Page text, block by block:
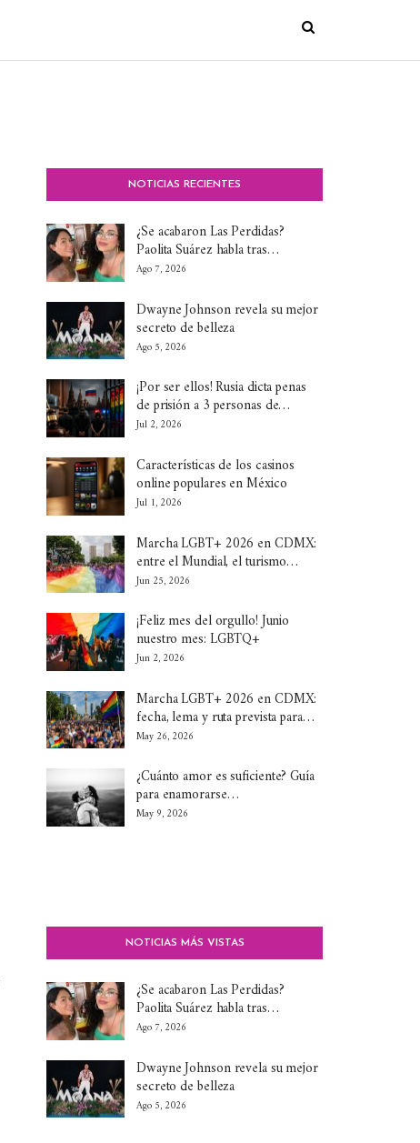
NOTICIAS RECIENTES
¿Se acabaron Las Perdidas?
Paolita Suárez habla tras…
Ago 7, 2026
Dwayne Johnson revela su mejor
secreto de belleza
Ago 5, 2026
¡Por ser ellos! Rusia dicta penas
de prisión a 3 personas de…
Jul 2, 2026
Características de los casinos
online populares en México
Jul 1, 2026
Marcha LGBT+ 2026 en CDMX:
entre el Mundial, el turismo…
Jun 25, 2026
¡Feliz mes del orgullo! Junio
nuestro mes: LGBTQ+
Jun 2, 2026
Marcha LGBT+ 2026 en CDMX:
fecha, lema y ruta prevista para…
May 26, 2026
¿Cuánto amor es suficiente? Guía
para enamorarse…
May 9, 2026
NOTICIAS MÁS VISTAS
¿Se acabaron Las Perdidas?
Paolita Suárez habla tras…
Ago 7, 2026
Dwayne Johnson revela su mejor
secreto de belleza
Ago 5, 2026